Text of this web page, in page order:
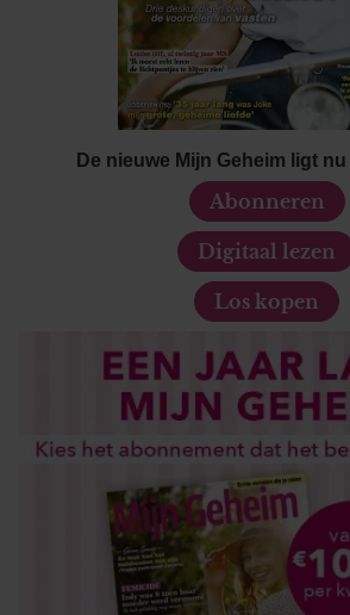
De nieuwe Mijn Geheim ligt nu
Abonneren
Digitaal lezen
Los kopen